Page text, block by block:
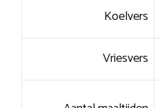
Koelvers
Vriesvers